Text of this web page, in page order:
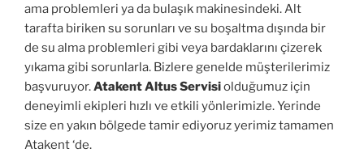
ama problemleri ya da bulaşık makinesindeki. Alt
tarafta biriken su sorunları ve su boşaltma dışında bir
de su alma problemleri gibi veya bardaklarını çizerek
yıkama gibi sorunlarla. Bizlere genelde müşterilerimiz
başvuruyor.Atakent Altus Servisiolduğumuz için
deneyimli ekipleri hızlı ve etkili yönlerimizle. Yerinde
size en yakın bölgede tamir ediyoruz yerimiz tamamen
Atakent ‘de.